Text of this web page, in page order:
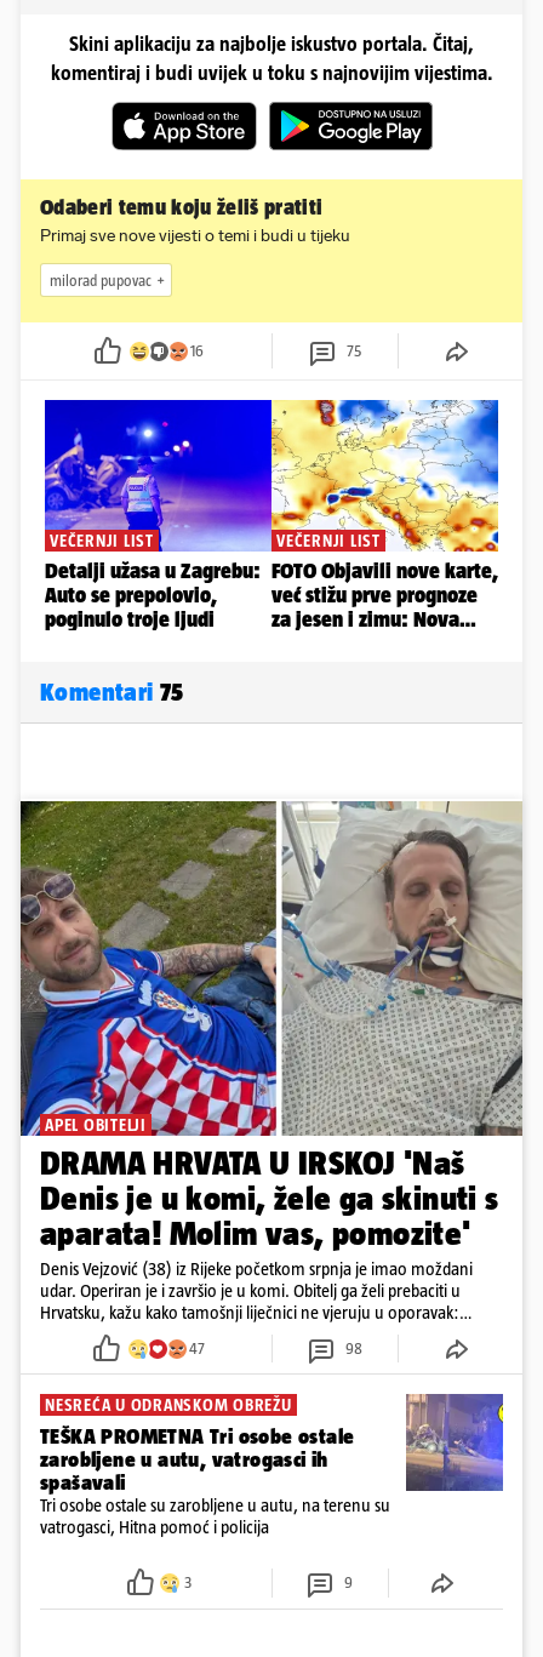
Skini aplikaciju za najbolje iskustvo portala. Čitaj,
komentiraj i budi uvijek u toku s najnovijim vijestima.
Odaberi temu koju želiš pratiti
Primaj sve nove vijesti o temi i budi u tijeku
milorad pupovac
16 75
Komentari 75
APEL OBITELJI
DRAMA HRVATA U IRSKOJ 'Naš
Denis je u komi, žele ga skinuti s
aparata! Molim vas, pomozite'
Denis Vejzović (38) iz Rijeke početkom srpnja je imao moždani
udar. Operiran je i završio je u komi. Obitelj ga želi prebaciti u
Hrvatsku, kažu kako tamošnji liječnici ne vjeruju u oporavak:
'Imamo 72 sata'
47 98
NESREĆA U ODRANSKOM OBREŽU
TEŠKA PROMETNA Tri osobe ostale
zarobljene u autu, vatrogasci ih
spašavali
Tri osobe ostale su zarobljene u autu, na terenu su
vatrogasci, Hitna pomoć i policija
3 9